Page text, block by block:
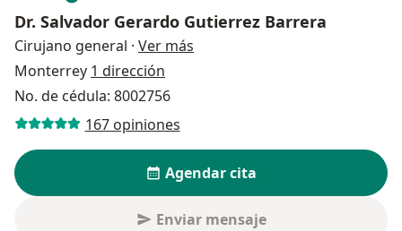
Dr. Salvador Gerardo Gutierrez Barrera
Cirujano general · Ver más
Monterrey 1 dirección
No. de cédula: 8002756
167 opiniones
Agendar cita
Enviar mensaje